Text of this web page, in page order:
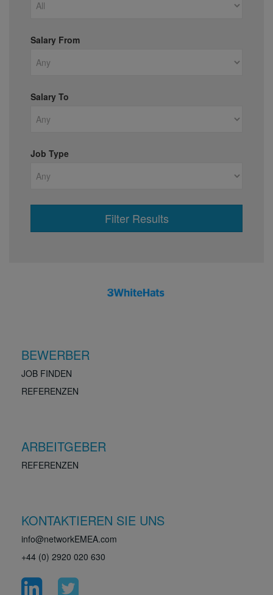
Salary From
Salary To
Job Type
Filter Results
BEWERBER
JOB FINDEN
REFERENZEN
ARBEITGEBER
REFERENZEN
KONTAKTIEREN SIE UNS
info@networkEMEA.com
+44 (0) 2920 020 630